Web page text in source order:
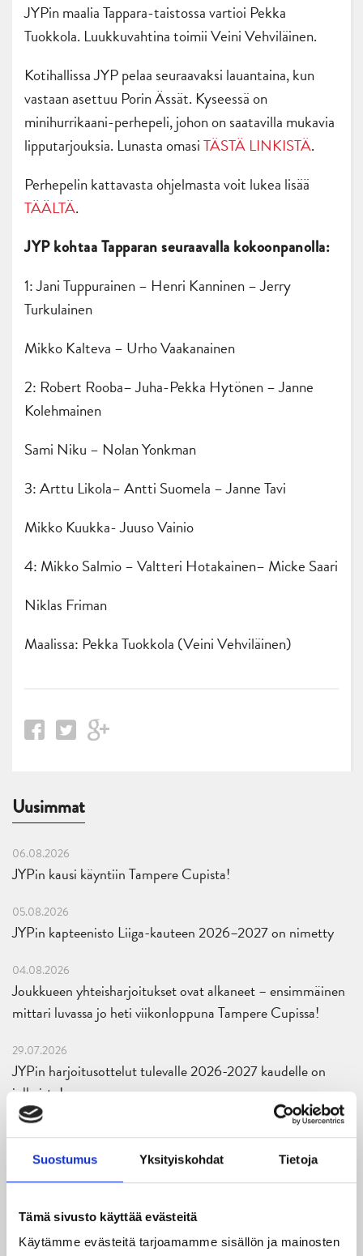
Suostumus Yksityiskohdat Tietoja
Tämä sivusto käyttää evästeitä
Käytämme evästeitä tarjoamamme sisällön ja mainosten
JYPin maalia Tappara-taistossa vartioi Pekka
Tuokkola. Luukkuvahtina toimii Veini Vehviläinen.
Kotihallissa JYP pelaa seuraavaksi lauantaina, kun
vastaan asettuu Porin Ässät. Kyseessä on
minihurrikaani-perhepeli, johon on saatavilla mukavia
lipputarjouksia. Lunasta omasiTÄSTÄ LINKISTÄ.
Perhepelin kattavasta ohjelmasta voit lukea lisää
TÄÄLTÄ.
JYP kohtaa Tapparan seuraavalla kokoonpanolla:
1: Jani Tuppurainen – Henri Kanninen – Jerry
Turkulainen
Mikko Kalteva – Urho Vaakanainen
2: Robert Rooba– Juha-Pekka Hytönen – Janne
Kolehmainen
Sami Niku – Nolan Yonkman
3: Arttu Likola– Antti Suomela – Janne Tavi
Mikko Kuukka- Juuso Vainio
4: Mikko Salmio – Valtteri Hotakainen– Micke Saari
Niklas Friman
Maalissa: Pekka Tuokkola (Veini Vehviläinen)
Uusimmat
06.08.2026
JYPin kausi käyntiin Tampere Cupista!
05.08.2026
JYPin kapteenisto Liiga-kauteen 2026–2027 on nimetty
04.08.2026
Joukkueen yhteisharjoitukset ovat alkaneet – ensimmäinen
mittari luvassa jo heti viikonloppuna Tampere Cupissa!
29.07.2026
JYPin harjoitusottelut tulevalle 2026-2027 kaudelle on
julkaistu!
Ruotsalaishyökkääjä Arvid Costmar JYPiin
JYP ja Secto Rally Finland yhteistyöhön
02.06.2026